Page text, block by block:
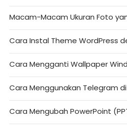
Macam-Macam Ukuran Foto
Cara Instal Theme WordPress
Cara Mengganti Wallpaper
Cara Menggunakan Telegram
Cara Mengubah PowerPoint